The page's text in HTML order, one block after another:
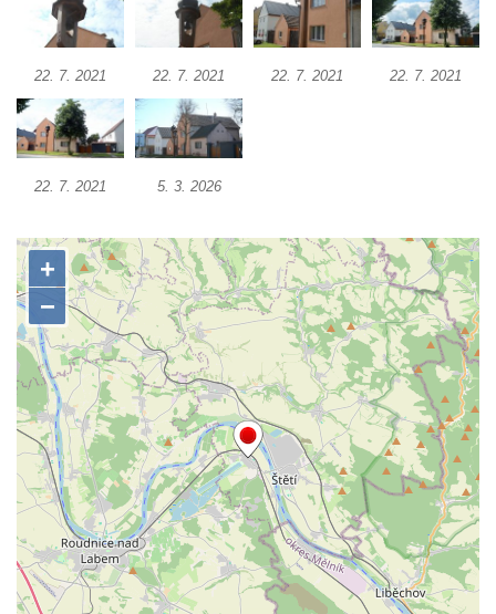
Hřivicích
Zvonička před kostelem Narození Panny
Marie v Libochovanech
Zvonice u kostela svatého Kryštofa v
Kryštofově Údolí
Zvonice na fontáně v atriu magistrátu v Ústí
nad Labem
Zvonice v Petrovicích
Zvonice u kostela svatých Petra a Pavla v
Horním Prysku
Zvonice na Dědkově odpočinku u Naděje
Zvonice u kostela svaté Ludmily v Mělníku
Kamenná zvonice na zahradě domu ev.č.
54 v Jiřetíně pod Jedlovou
Zvonice v Pytlíkově
Zvonice u kostela svatého Valentina v
22. 7. 2021 22. 7. 2021 22. 7. 2021 22. 7. 2021
22. 7. 2021 5. 3. 2026